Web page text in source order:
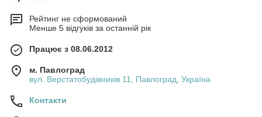
Рейтинг не сформований
Менше 5 відгуків за останній рік
Працює з 08.06.2012
м. Павлоград
вул. Верстатобудівників 11, Павлоград, Україна
Контакти